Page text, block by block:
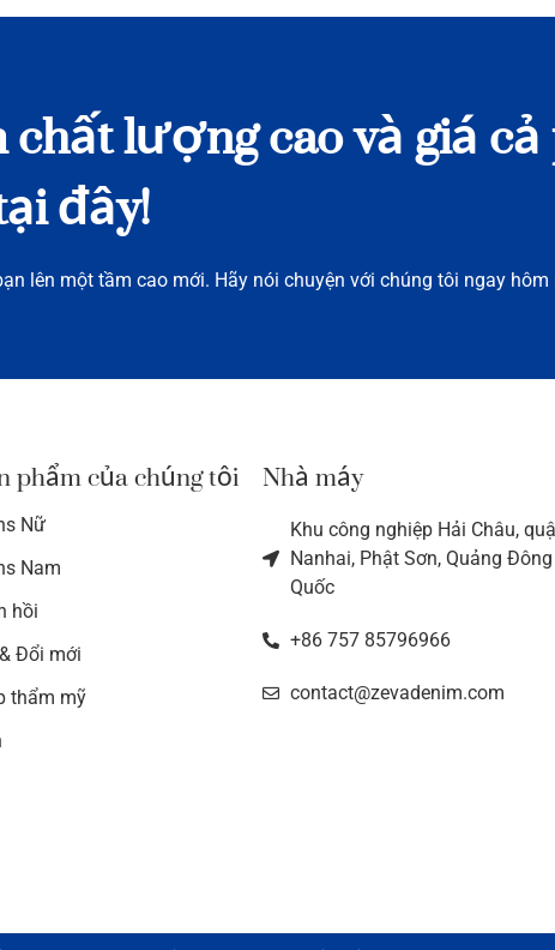
lượng cao và giá
đây!
lên một tầm cao mới. Hãy nói chuyện với chúng tôi ngay hôm
phẩm của chúng tôi
Nữ
Nam
hồi
Đổi mới
thẩm mỹ
Nhà máy
Khu công nghiệp Hải Châu,
Nanhai, Phật Sơn, Quảng
Quốc
+86 757 85796966
contact@zevadenim.com